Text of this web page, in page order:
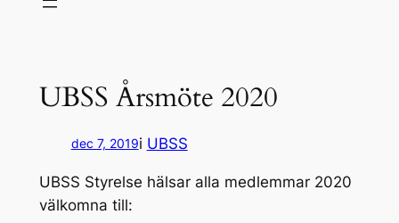
UBSS Årsmöte 2020
dec 7, 2019i UBSS
UBSS Styrelse hälsar alla medlemmar 2020
välkomna till: